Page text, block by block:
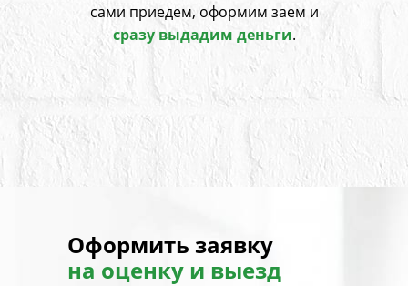
сами приедем, оформим заем и
сразу выдадим деньги.
Оформить заявку
на оценку и выезд